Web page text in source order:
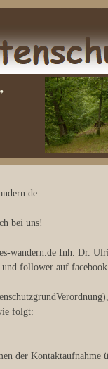
bei uns!
wandern.de Inh. Dr.
follower auf
folgt:
der